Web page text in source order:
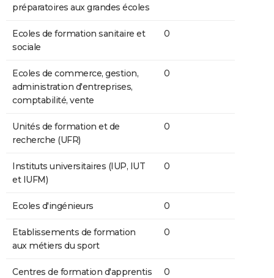
préparatoires aux grandes écoles
Ecoles de formation sanitaire et
sociale
0
Ecoles de commerce, gestion,
administration d'entreprises,
comptabilité, vente
0
Unités de formation et de
recherche (UFR)
0
Instituts universitaires (IUP, IUT
et IUFM)
0
Ecoles d'ingénieurs 0
Etablissements de formation
aux métiers du sport
0
Centres de formation d'apprentis
0